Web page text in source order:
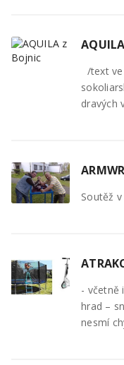
/text
dravých
Soutěž
- včetně
hrad –
nesmí